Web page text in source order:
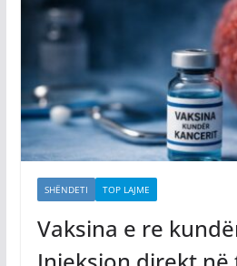
SHËNDETI TOP LAJME
Vaksina e re